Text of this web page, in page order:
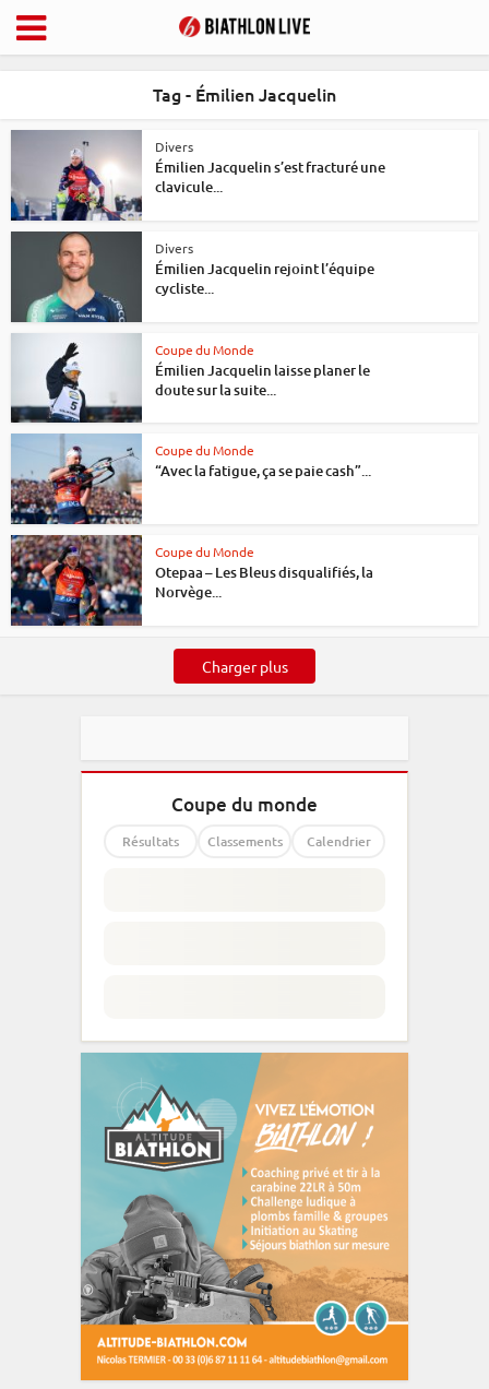
Tag - Émilien Jacquelin
Divers
Émilien Jacquelin s’est fracturé une
clavicule...
Divers
Émilien Jacquelin rejoint l’équipe
cycliste...
Coupe du Monde
Émilien Jacquelin laisse planer le
doute sur la suite...
Coupe du Monde
“Avec la fatigue, ça se paie cash”...
Coupe du Monde
Otepaa – Les Bleus disqualifiés, la
Norvège...
Charger plus
Coupe du monde
Résultats Classements Calendrier